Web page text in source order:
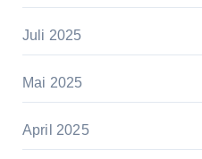
Juli 2025
Mai 2025
April 2025